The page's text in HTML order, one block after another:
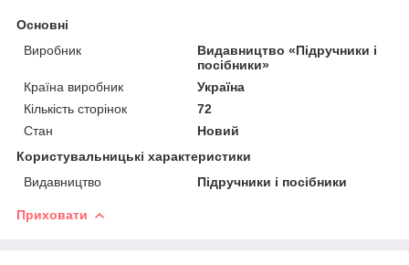
Основні
Виробник
Видавництво «Підручники і
посібники»
Країна виробник
Україна
Кількість сторінок
72
Стан
Новий
Користувальницькі характеристики
Видавництво
Підручники і посібники
Приховати